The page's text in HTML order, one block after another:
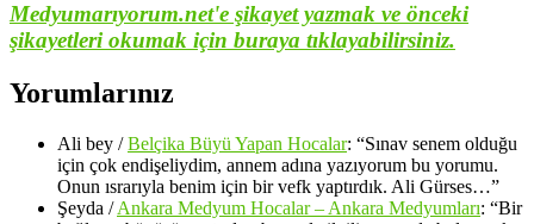
Medyumarıyorum.net'e şikayet yazmak ve önceki
şikayetleri okumak için buraya tıklayabilirsiniz.
Yorumlarınız
Ali bey /Belçika Büyü Yapan Hocalar: “Sınav senem olduğu
için çok endişeliydim, annem adına yazıyorum bu yorumu.
Onun ısrarıyla benim için bir vefk yaptırdık. Ali Gürses…”
Şeyda /Ankara Medyum Hocalar – Ankara Medyumları: “Bir